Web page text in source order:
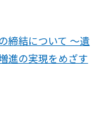
締結について ～遺
進の実現をめざす